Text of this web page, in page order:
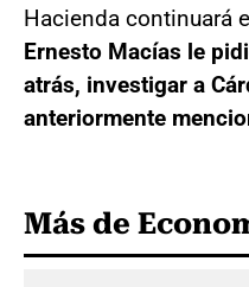
Hacienda continuará
Ernesto Macías le
atrás, investigar a
anteriormente
Más de